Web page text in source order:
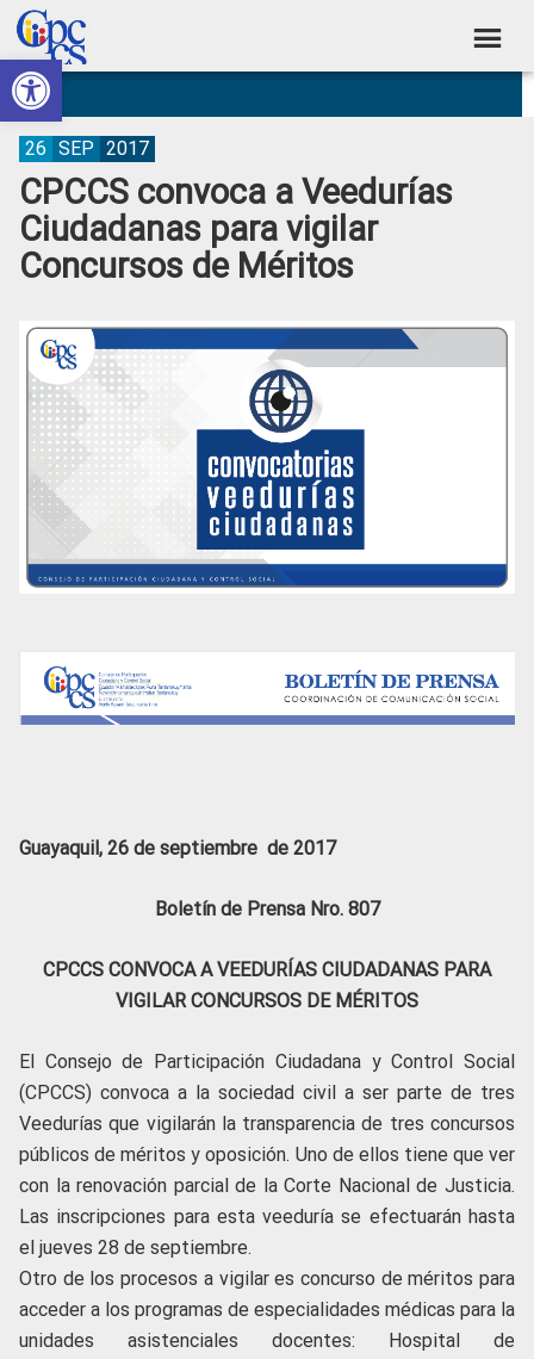
Abrir barra de herramientas
Skip
to
primary
navigation
Skip
to
main
content
Skip
to
primary
sidebar
Skip
to
footer
Consejo
de
Participación
Ciudadana
Control
Construyendo
Poder
Ciudadano
CPCCS convoca a Veedurías
Ciudadanas para vigilar
Concursos de Méritos
26 SEP 2017
Guayaquil, 26 de septiembre de 2017
Boletín de Prensa Nro. 807
CPCCS CONVOCA A VEEDURÍAS CIUDADANAS PARA
VIGILAR CONCURSOS DE MÉRITOS
El Consejo de Participación Ciudadana y Control Social
(CPCCS) convoca a la sociedad civil a ser parte de tres
Veedurías que vigilarán la transparencia de tres concursos
públicos de méritos y oposición. Uno de ellos tiene que ver
con la renovación parcial de la Corte Nacional de Justicia.
Las inscripciones para esta veeduría se efectuarán hasta
el jueves 28 de septiembre.
Otro de los procesos a vigilar es concurso de méritos para
acceder a los programas de especialidades médicas para la
unidades asistenciales docentes: Hospital de